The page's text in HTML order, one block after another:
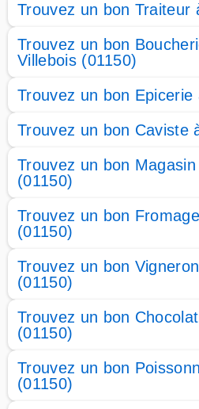
Trouvez un bon Traiteur
Trouvez un bon
Villebois (01150)
Trouvez un bon Epicerie
Trouvez un bon Caviste
Trouvez un bon
(01150)
Trouvez un bon
(01150)
Trouvez un bon
(01150)
Trouvez un bon
(01150)
Trouvez un bon
(01150)